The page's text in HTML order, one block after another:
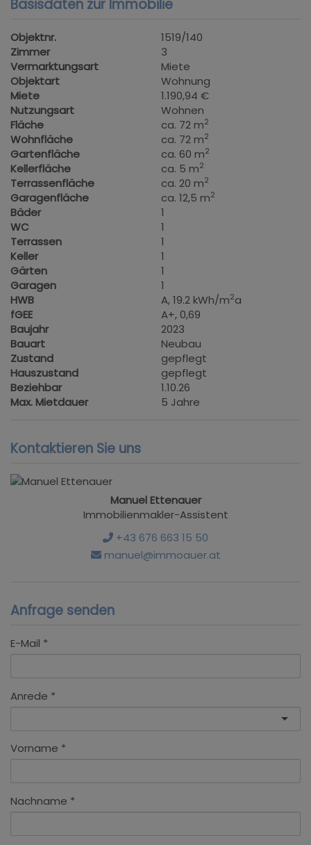
Basisdaten zur Immobilie
Objektnr.
1519/140
Zimmer
3
Vermarktungsart
Miete
Objektart
Wohnung
Miete
1.190,94 €
Nutzungsart
Wohnen
Fläche
ca. 72 m2
Wohnfläche ca. 72 m2
Gartenfläche ca. 60 m2
Kellerfläche ca. 5 m2
Terrassenfläche ca. 20 m2
Garagenfläche ca. 12,5 m2
Bäder
1
WC
1
Terrassen
1
Keller
1
Gärten
1
Garagen
1
HWB
A, 19.2 kWh/m2a
fGEE
A+, 0,69
Baujahr
2023
Bauart
Neubau
Zustand
gepflegt
Hauszustand
gepflegt
Beziehbar
1.10.26
Max. Mietdauer
5 Jahre
Kontaktieren Sie uns
Manuel Ettenauer
Immobilienmakler-Assistent
+43 676 663 15 50
manuel@immoauer.at
Anfrage senden
E-Mail
Anrede
Vorname
Nachname